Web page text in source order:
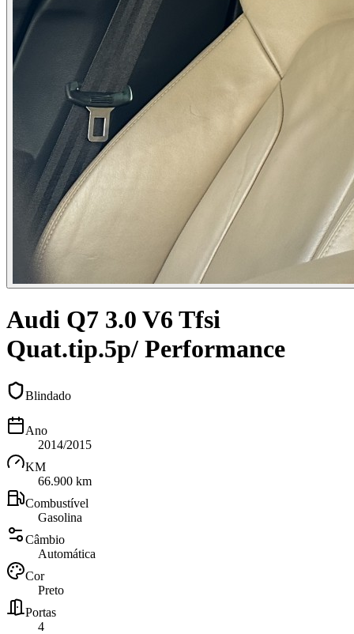
Audi Q7 3.0 V6 Tfsi
Quat.tip.5p/ Performance
Blindado
Ano
2014/2015
KM
66.900 km
Combustível
Gasolina
Câmbio
Automática
Cor
Preto
Portas
4